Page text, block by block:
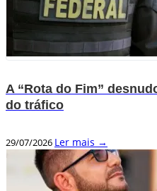
A “Rota do Fim”
do tráfico
29/07/2026 Ler mais →